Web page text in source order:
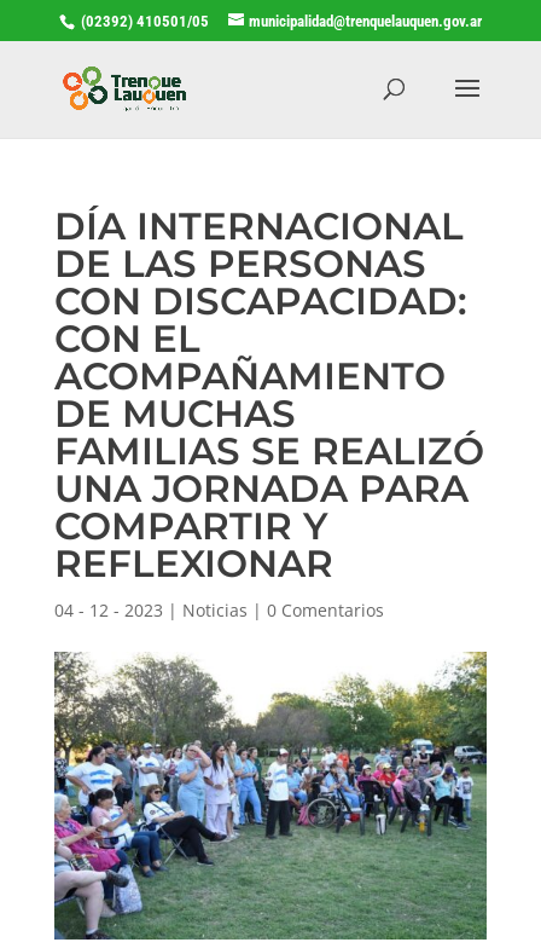
(02392) 410501/05 municipalidad@trenquelauquen.gov.ar
DÍA INTERNACIONAL
DE LAS PERSONAS
CON DISCAPACIDAD:
CON EL
ACOMPAÑAMIENTO
DE MUCHAS
FAMILIAS SE REALIZÓ
UNA JORNADA PARA
COMPARTIR Y
REFLEXIONAR
04 - 12 - 2023 | Noticias | 0 Comentarios